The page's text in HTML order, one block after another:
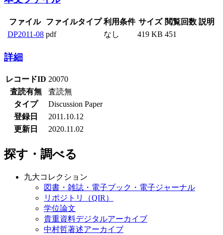
ファイル ファイルタイプ 利用条件 サイズ 閲覧回数 説明
DP2011-08 pdf なし 419 KB 451
詳細
レコードID 20070
査読有無
査読無
タイプ
Discussion Paper
登録日
2011.10.12
更新日
2020.11.02
探す・調べる
九大コレクション
図書・雑誌・電子ブック・電子ジャーナル
リポジトリ（QIR）
学位論文
貴重資料デジタルアーカイブ
中村哲著述アーカイブ